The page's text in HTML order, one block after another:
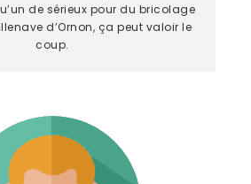
de sérieux pour du bricolage
d’Ornon, ça peut valoir le
coup.